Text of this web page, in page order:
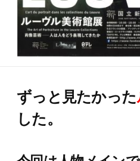
ジュラ・サヴォワ
ブルゴーニュ
プロヴァンス
ラングドック・ルシヨン
ロワール
マケドニア
マルタ共和国
ロシア
南アフリカ
ずっと見たかった
した。